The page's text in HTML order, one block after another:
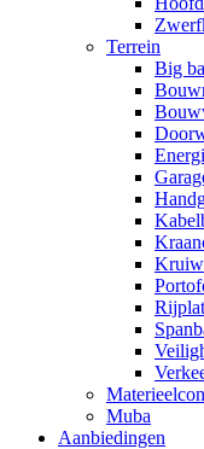
Terrein
Big
Muba
Aanbiedingen